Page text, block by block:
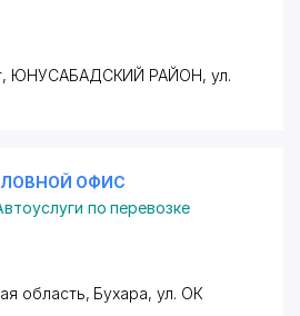
ЮНУСАБАДСКИЙ РАЙОН, ул.
ОФИС
по перевозке
область, Бухара,ул. ОК